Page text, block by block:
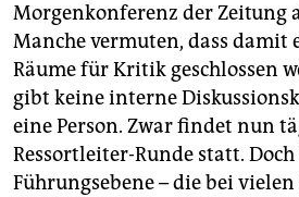
Morgenkonferenz der Zeitung
Manche vermuten, dass damit
Räume für Kritik geschlossen
gibt keine interne
eine Person. Zwar findet nun
Ressortleiter-Runde statt. Doch
Führungsebene – die bei